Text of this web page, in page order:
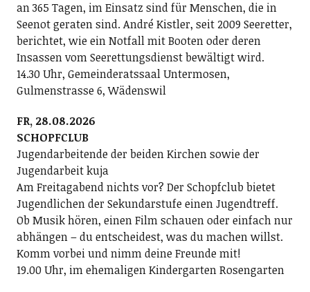
an 365 Tagen, im Einsatz sind für Menschen, die in
Seenot geraten sind. André Kistler, seit 2009 Seeretter,
berichtet, wie ein Notfall mit Booten oder deren
Insassen vom Seerettungsdienst bewältigt wird.
14.30 Uhr, Gemeinderatssaal Untermosen,
Gulmenstrasse 6, Wädenswil
FR, 28.08.2026
SCHOPFCLUB
Jugendarbeitende der beiden Kirchen sowie der
Jugendarbeit kuja
Am Freitagabend nichts vor? Der Schopfclub bietet
Jugendlichen der Sekundarstufe einen Jugendtreff.
Ob Musik hören, einen Film schauen oder einfach nur
abhängen – du entscheidest, was du machen willst.
Komm vorbei und nimm deine Freunde mit!
19.00 Uhr, im ehemaligen Kindergarten Rosengarten